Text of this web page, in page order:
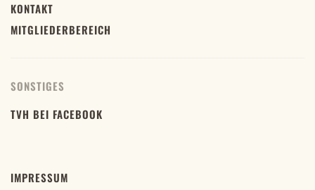
KONTAKT
MITGLIEDERBEREICH
SONSTIGES
TVH BEI FACEBOOK
IMPRESSUM